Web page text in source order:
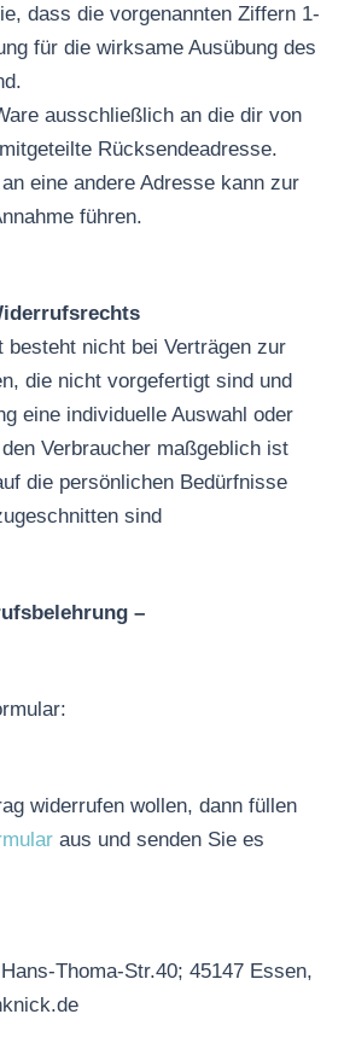
dass die vorgenannten Ziffern 1-
für die wirksame Ausübung des
ausschließlich an die dir von
Rücksendeadresse.
eine andere Adresse kann zur
führen.
besteht nicht bei Verträgen zur
die nicht vorgefertigt sind und
eine individuelle Auswahl oder
Verbraucher maßgeblich ist
die persönlichen Bedürfnisse
sind
–
widerrufen wollen, dann füllen
aus und senden Sie es
Thoma-Str.40; 45147 Essen,